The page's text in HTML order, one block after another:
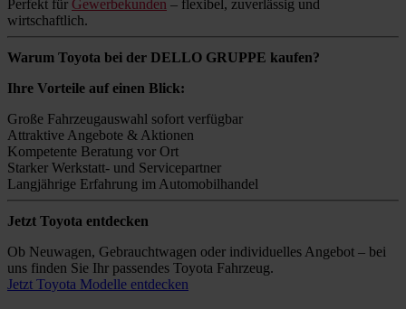
Perfekt für Gewerbekunden – flexibel, zuverlässig und
wirtschaftlich.
Warum Toyota bei der DELLO GRUPPE kaufen?
Ihre Vorteile auf einen Blick:
Große Fahrzeugauswahl sofort verfügbar
Attraktive Angebote & Aktionen
Kompetente Beratung vor Ort
Starker Werkstatt- und Servicepartner
Langjährige Erfahrung im Automobilhandel
Jetzt Toyota entdecken
Ob Neuwagen, Gebrauchtwagen oder individuelles Angebot – bei
uns finden Sie Ihr passendes Toyota Fahrzeug.
Jetzt Toyota Modelle entdecken